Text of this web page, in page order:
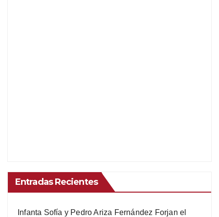
Entradas Recientes
Infanta Sofía y Pedro Ariza Fernández Forjan el